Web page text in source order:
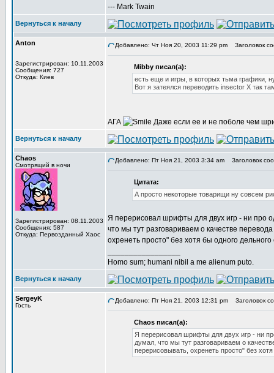
--- Mark Twain
Вернуться к началу
Anton
Зарегистрирован: 10.11.2003
Сообщения: 727
Откуда: Киев
Добавлено: Чт Ноя 20, 2003 11:29 pm Заголовок
Mibby писал(а):
есть еще и игры, в которых тьма графики,
Вот я затеялся переводить insector X так
АГА Даже если ее и не поболе чем
Вернуться к началу
Chaos
Смотрящий в ночи
Зарегистрирован: 08.11.2003
Сообщения: 587
Откуда: Первозданный Хаос
Добавлено: Пт Ноя 21, 2003 3:34 am Заголовок
Цитата:
А просто некоторые товарищи ну совсем
Я перерисовал шрифты для двух игр - ни про
что мы тут разговариваем о качестве
охренеть просто" без хотя бы одного
Homo sum; humani nibil a me alienum puto.
Вернуться к началу
SergeyK
Гость
Добавлено: Пт Ноя 21, 2003 12:31 pm Заголовок
Chaos писал(а):
Я перерисовал шрифты для двух игр - ни
думал, что мы тут разговариваем о
перерисовывать, охренеть просто" без